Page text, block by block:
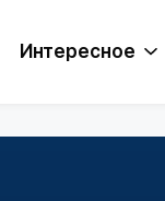
Интересное